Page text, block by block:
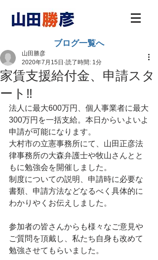
ブログ一覧へ
家賃支援給付金、申請スタ
ート‼️
山田勝彦
2020年7月15日 読了時間: 1分
法人に最大600万円、個人事業者に最大
300万円を一括支給。本日からいよいよ
申請が可能になります。
大村市の立憲事務所にて、山田正彦法
律事務所の大森弁護士や牧山さんとと
もに勉強会を開催しました。
制度についての説明、申請時に必要な
書類、申請方法などなるべく具体的に
わかりやくお伝えしました。
参加者の皆さんからも様々なご意見や
ご質問を頂戴し、私たち自身も改めて
勉強させてもらいました。